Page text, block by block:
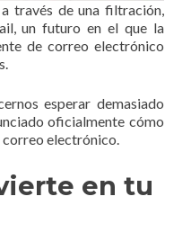
través de una filtración,
un futuro en el que la
de correo electrónico
esperar demasiado
oficialmente cómo
correo electrónico.
en tu